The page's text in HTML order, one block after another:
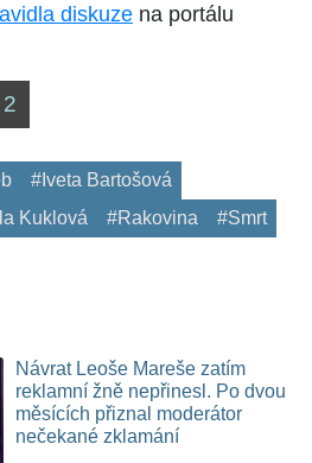
diskuze na portálu
2
#Iveta Bartošová
Kuklová #Rakovina #Smrt
Návrat Leoše Mareše zatím
reklamní žně nepřinesl. Po dvou
měsících přiznal moderátor
nečekané zklamání